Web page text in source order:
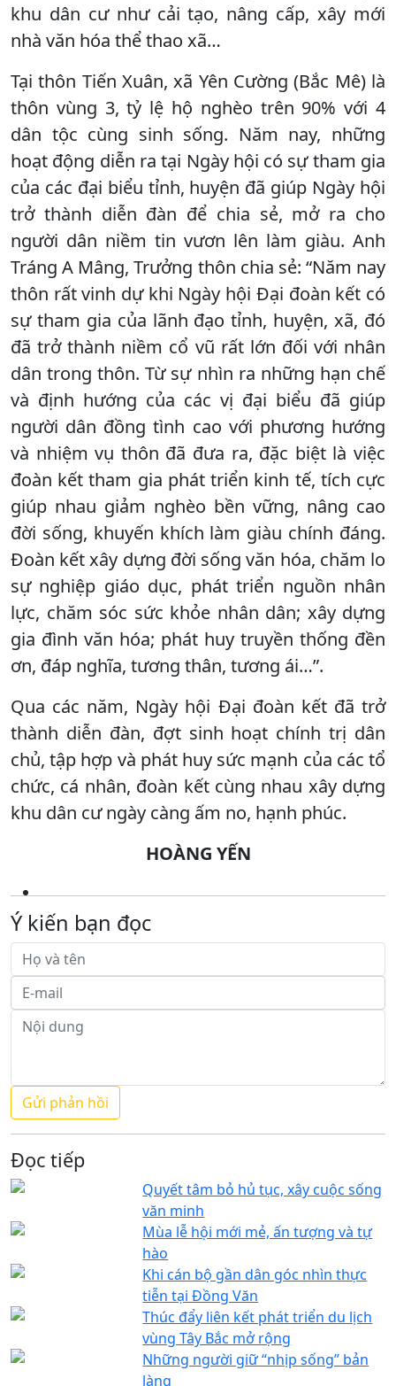
khu dân cư như cải tạo, nâng cấp, xây mới
nhà văn hóa thể thao xã…
Tại thôn Tiến Xuân, xã Yên Cường (Bắc Mê) là
thôn vùng 3, tỷ lệ hộ nghèo trên 90% với 4
dân tộc cùng sinh sống. Năm nay, những
hoạt động diễn ra tại Ngày hội có sự tham gia
của các đại biểu tỉnh, huyện đã giúp Ngày hội
trở thành diễn đàn để chia sẻ, mở ra cho
người dân niềm tin vươn lên làm giàu. Anh
Tráng A Mâng, Trưởng thôn chia sẻ: “Năm nay
thôn rất vinh dự khi Ngày hội Đại đoàn kết có
sự tham gia của lãnh đạo tỉnh, huyện, xã, đó
đã trở thành niềm cổ vũ rất lớn đối với nhân
dân trong thôn. Từ sự nhìn ra những hạn chế
và định hướng của các vị đại biểu đã giúp
người dân đồng tình cao với phương hướng
và nhiệm vụ thôn đã đưa ra, đặc biệt là việc
đoàn kết tham gia phát triển kinh tế, tích cực
giúp nhau giảm nghèo bền vững, nâng cao
đời sống, khuyến khích làm giàu chính đáng.
Đoàn kết xây dựng đời sống văn hóa, chăm lo
sự nghiệp giáo dục, phát triển nguồn nhân
lực, chăm sóc sức khỏe nhân dân; xây dựng
gia đình văn hóa; phát huy truyền thống đền
ơn, đáp nghĩa, tương thân, tương ái…”.
Qua các năm, Ngày hội Đại đoàn kết đã trở
thành diễn đàn, đợt sinh hoạt chính trị dân
chủ, tập hợp và phát huy sức mạnh của các tổ
chức, cá nhân, đoàn kết cùng nhau xây dựng
khu dân cư ngày càng ấm no, hạnh phúc.
HOÀNG YẾN
Ý kiến bạn đọc
Đọc tiếp
Quyết tâm bỏ hủ tục, xây cuộc sống
văn minh
Mùa lễ hội mới mẻ, ấn tượng và tự
hào
Khi cán bộ gần dân góc nhìn thực
tiễn tại Đồng Văn
Thúc đẩy liên kết phát triển du lịch
vùng Tây Bắc mở rộng
Những người giữ “nhịp sống” bản
làng